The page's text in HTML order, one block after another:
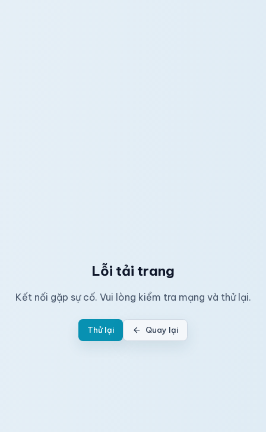
Lỗi tải trang
Kết nối gặp sự cố. Vui lòng kiểm tra mạng và thử lại.
Thử lại Quay lại